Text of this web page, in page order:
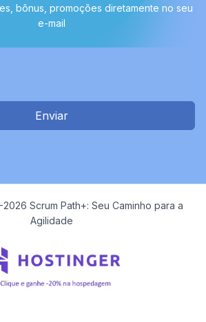
bônus, promoções diretamente no seu
e-mail
Enviar
Scrum Path+: Seu Caminho para a
Agilidade